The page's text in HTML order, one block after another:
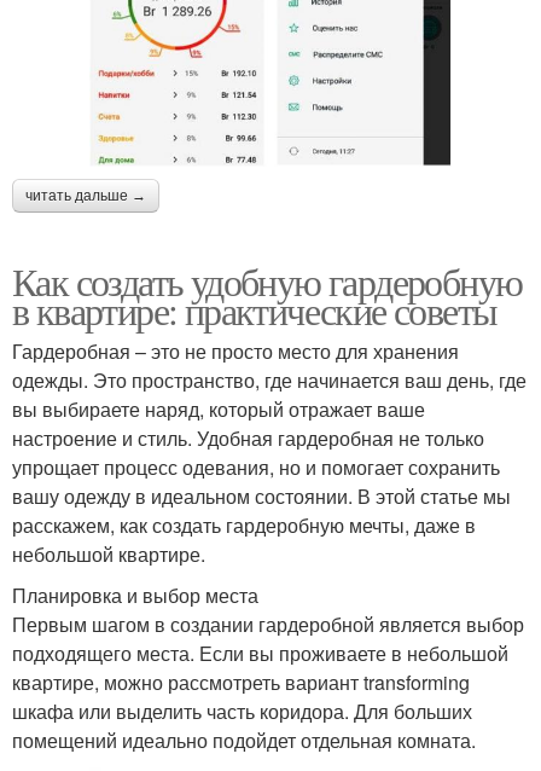
читать дальше →
Как создать удобную гардеробную
в квартире: практические советы
Гардеробная – это не просто место для хранения
одежды. Это пространство, где начинается ваш день, где
вы выбираете наряд, который отражает ваше
настроение и стиль. Удобная гардеробная не только
упрощает процесс одевания, но и помогает сохранить
вашу одежду в идеальном состоянии. В этой статье мы
расскажем, как создать гардеробную мечты, даже в
небольшой квартире.
Планировка и выбор места
Первым шагом в создании гардеробной является выбор
подходящего места. Если вы проживаете в небольшой
квартире, можно рассмотреть вариант transforming
шкафа или выделить часть коридора. Для больших
помещений идеально подойдет отдельная комната.